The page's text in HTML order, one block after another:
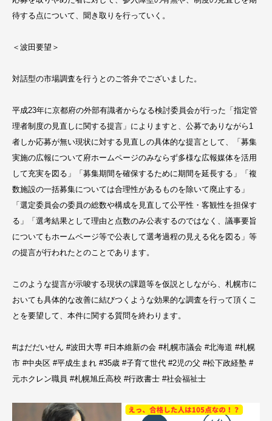
待する点について、聞き取りを行っていく。
＜波田要望＞
対話型の市場調査を行うとのご答弁でございました。
平成23年に京都府の外部有識者からなる検討委員会が行った「指定管
理者制度の見直しに関する提言」によりますと、公募でありながら1
者しか応募が無い現状に対する見直しの具体的な提言として、「募集
実施の広報について府ホームページのみならず多様な広報媒体を活用
して充実を図る」「募集期間を確保するために期間を延長する」「複
数施設の一括募集については合理性があるものを除いて廃止する」
「選定委員会の委員の総数や構成を見直して公平性・客観性を担保す
る」「選考結果として理由と点数のみ公表するのではなく、議事要旨
についてもホームページ等で公表して選考過程の見える化を図る」等
の提言が行われたとのことであります。
このような提言が示唆する現状の課題等を仮説としながら、札幌市に
おいても具体的な改善に結びつくような効果的な調査を行って頂くこ
とを要望して、本件に関する質問を終わります。
#はだだいせん #波田大専 #日本維新の会 #札幌市議会 #北海道 #札幌
市 #中央区 #平成生まれ #35歳 #子育て世代 #2児の父 #松下政経塾 #
元ホクレン職員 #札幌旭丘高校 #行政書士 #社会福祉士